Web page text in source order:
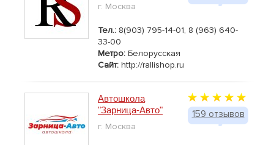
г. Москва
Тел.: 8(903) 795-14-01, 8 (963) 640-
33-00
Метро: Белорусская
Сайт: http://rallishop.ru
159 отзывов
Автошкола
"Зарница-Авто"
г. Москва